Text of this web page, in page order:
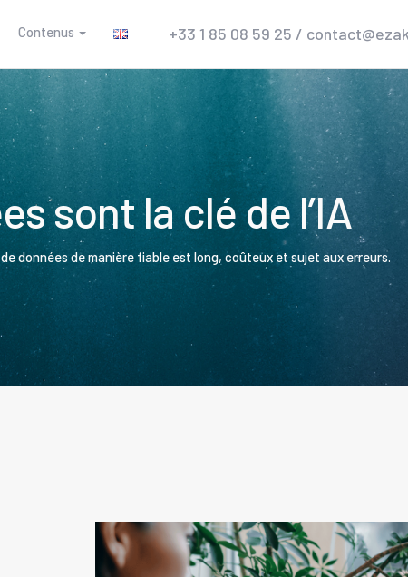
Contenus +33 1 85 08 59 25 /
sont la clé de l’IA
données de manière fiable est long, coûteux et sujet aux erreurs.